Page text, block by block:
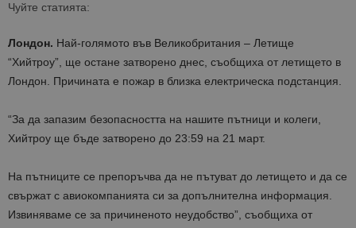
Чуйте статията:
Лондон. Най-голямото във Великобритания – Летище
“Хийтроу”, ще остане затворено днес, съобщиха от летището в
Лондон. Причината е пожар в близка електрическа подстанция.
“За да запазим безопасността на нашите пътници и колеги,
Хийтроу ще бъде затворено до 23:59 на 21 март.
На пътниците се препоръчва да не пътуват до летището и да се
свържат с авиокомпанията си за допълнителна информация.
Извиняваме се за причиненото неудобство”, съобщиха от